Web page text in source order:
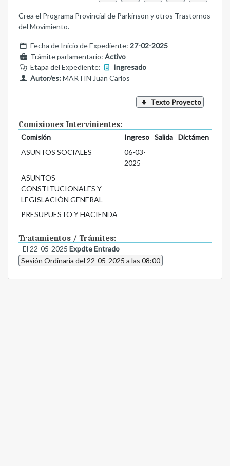
Crea el Programa Provincial de Parkinson y otros Trastornos
del Movimiento.
Fecha de Inicio de Expediente: 27-02-2025
Trámite parlamentario: Activo
Etapa del Expediente:
Ingresado
Autor/es:MARTIN Juan Carlos
Texto Proyecto
Comisiones Intervinientes:
Comisión Ingreso Salida
Dictámen
ASUNTOS SOCIALES
06-03-
2025
ASUNTOS
CONSTITUCIONALES Y
LEGISLACIÓN GENERAL
PRESUPUESTO Y HACIENDA
Tratamientos / Trámites:
- El 22-05-2025 Expdte Entrado
Sesión Ordinaria del 22-05-2025 a las 08:00